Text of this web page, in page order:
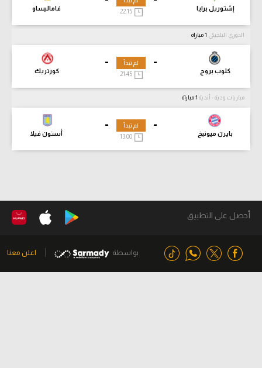
إشتوريل برايا فاماليساو 22:15
الدوري البلجيكي
-
كلوب بروج
-
كورتريك
لم تبدأ
21:45
مباريات ودية - أندية
-
بايرن ميونيخ
-
أستون فيلا
لم تبدأ
13:00
أحصل على التطبيق
بواسطة اعلن معنا